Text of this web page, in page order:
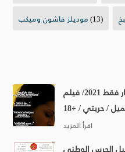
موديلز فاشون وميكب(13)
أفلام للكبار فقط 2021/ فيلم Lie with Me مترجم HD
/ حريتي / +18